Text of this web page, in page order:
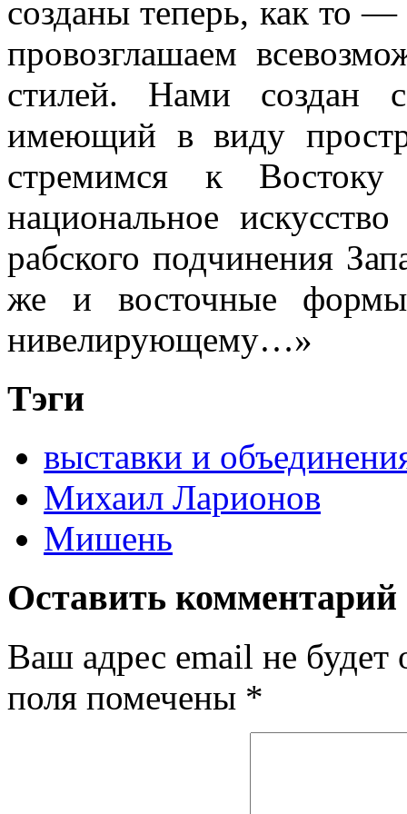
созданы теперь, как то
провозглашаем
стилей. Нами создан
имеющий в виду
стремимся к
национальное
рабского подчинения
же и восточные
нивелирующему…»
Тэги
выставки и
Михаил Ларионов
Мишень
Оставить комментарий
Ваш адрес email не будет
поля помечены *